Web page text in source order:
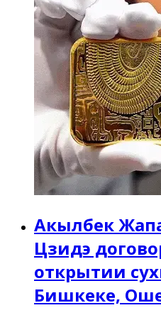
Акылбек
Цзидэ
открытии
Бишкеке,